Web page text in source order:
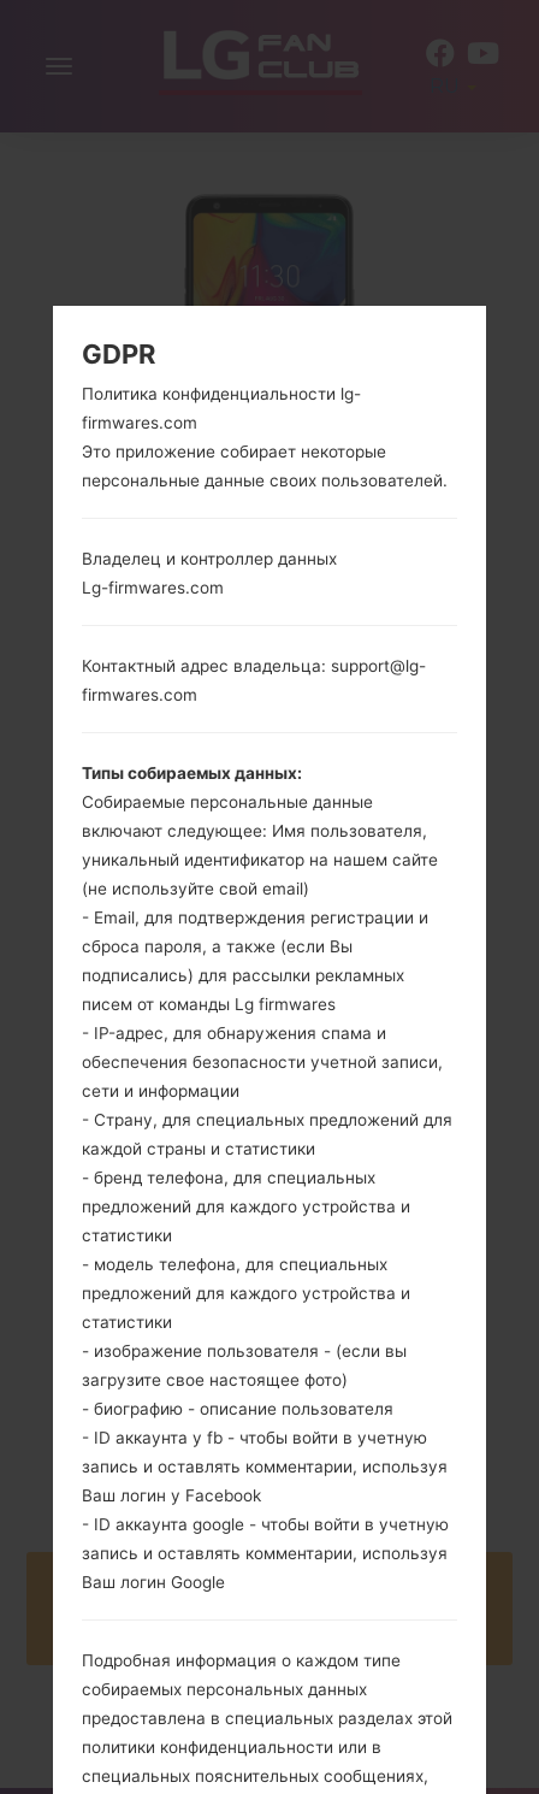
Включить
LG Q720QM5
(LMQ720QM5) ИЗ
СЕРИИ LG STYLO 5
6.2 дюйма
(~79.8%
соотношение
экрана к телу)
1080 x 2160
плотность
пикселей на
дюйм)
179 грамм (6.27
унции)
Ion 3500 mAh
1.4Ghz Cortex-A53
Adreno 506
Android 10
Июнь, 2019
Buy accessories on Amazon
Главная →Серия →LG Stylo 5 →LGQ720QM5
GDPR
Политика конфиденциальности lg-
firmwares.com
Это приложение собирает некоторые
персональные данные своих пользователей.
Владелец и контроллер данных
Lg-firmwares.com
Контактный адрес владельца: support@lg-
firmwares.com
Типы собираемых данных:
Собираемые персональные данные
включают следующее: Имя пользователя,
уникальный идентификатор на нашем сайте
(не используйте свой email)
- Email, для подтверждения регистрации и
сброса пароля, а также (если Вы
подписались) для рассылки рекламных
писем от команды Lg firmwares
- IP-адрес, для обнаружения спама и
обеспечения безопасности учетной записи,
сети и информации
- Страну, для специальных предложений для
каждой страны и статистики
- бренд телефона, для специальных
предложений для каждого устройства и
статистики
- модель телефона, для специальных
предложений для каждого устройства и
статистики
- изображение пользователя - (если вы
загрузите свое настоящее фото)
- биографию - описание пользователя
- ID аккаунта у fb - чтобы войти в учетную
запись и оставлять комментарии, используя
Ваш логин у Facebook
- ID аккаунта google - чтобы войти в учетную
запись и оставлять комментарии, используя
Ваш логин Google
Подробная информация о каждом типе
собираемых персональных данных
предоставлена в специальных разделах этой
политики конфиденциальности или в
специальных пояснительных сообщениях,